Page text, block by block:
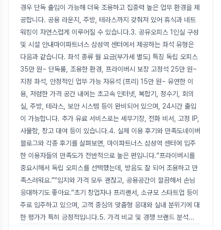
경우 단독 출입이 가능해 더욱 조용하고 집중력 높은 업무 환경을 제
공합니다. 공용 라운지, 주방, 테라스까지 갖춰져 있어 휴식과 네트
워킹이 자연스럽게 이루어질 수 있습니다.3. 공유오피스 1인실 구성
및 시설 안내마이파트너스 삼성역 센터에서 제공하는 좌석 유형은
다음과 같습니다. 좌석 종류 월 요금(부가세 별도) 특징 독립 오피스
35만 원~ 단독룸, 조용한 환경, 프라이버시 보장 고정석 25만 원~
지정 좌석, 안정적인 업무 가능 자유석 (프리) 15만 원~ 유연한 이
용, 저렴한 가격 공간 내에는 초고속 인터넷, 복합기, 정수기, 회의
실, 주방, 테라스, 보안 시스템 등이 완비되어 있으며, 24시간 출입
이 가능합니다. 추가 유료 서비스로는 세무기장, 전화 비서, 고정 IP,
사물함, 창고 대여 등이 있습니다.4. 실제 이용 후기와 만족도네이버
블로그와 각종 후기를 살펴보면, 마이파트너스 삼성역 센터에 입주
한 이용자들의 만족도가 전반적으로 높은 편입니다.“프라이버시를
중요시해서 독립 오피스를 선택했는데, 방음도 잘 되어 조용하고 만
족스러워요.”“입지와 가격 모두 괜찮고, 공용공간이 깔끔해서 손님
응대하기도 좋아요.”초기 창업자나 프리랜서, 소규모 스타트업 등이
주로 입주하고 있으며, 고객 중심의 맞춤형 응대와 실내 분위기에 대
한 평가가 특히 긍정적입니다.5. 가격 비교 및 경쟁 브랜드 분석...